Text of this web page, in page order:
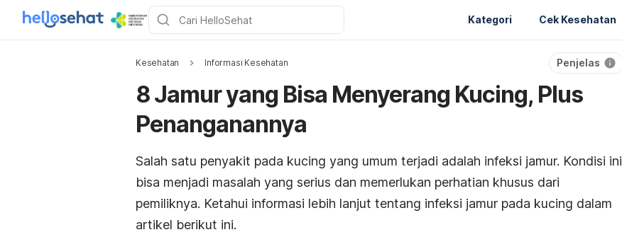
Kategori Cek Kesehatan
Kesehatan Informasi Kesehatan Penjelas
8 Jamur yang Bisa Menyerang Kucing, Plus
Penanganannya
Salah satu penyakit pada kucing yang umum terjadi adalah infeksi jamur. Kondisi ini
bisa menjadi masalah yang serius dan memerlukan perhatian khusus dari
pemiliknya. Ketahui informasi lebih lanjut tentang infeksi jamur pada kucing dalam
artikel berikut ini.